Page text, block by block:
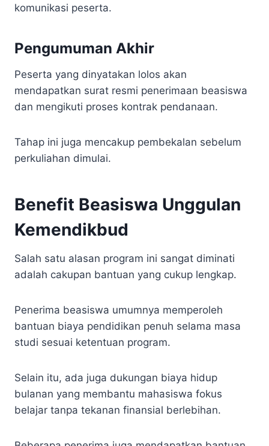
komunikasi peserta.
Pengumuman Akhir
Peserta yang dinyatakan lolos akan
mendapatkan surat resmi penerimaan beasiswa
dan mengikuti proses kontrak pendanaan.
Tahap ini juga mencakup pembekalan sebelum
perkuliahan dimulai.
Benefit Beasiswa Unggulan
Kemendikbud
Salah satu alasan program ini sangat diminati
adalah cakupan bantuan yang cukup lengkap.
Penerima beasiswa umumnya memperoleh
bantuan biaya pendidikan penuh selama masa
studi sesuai ketentuan program.
Selain itu, ada juga dukungan biaya hidup
bulanan yang membantu mahasiswa fokus
belajar tanpa tekanan finansial berlebihan.